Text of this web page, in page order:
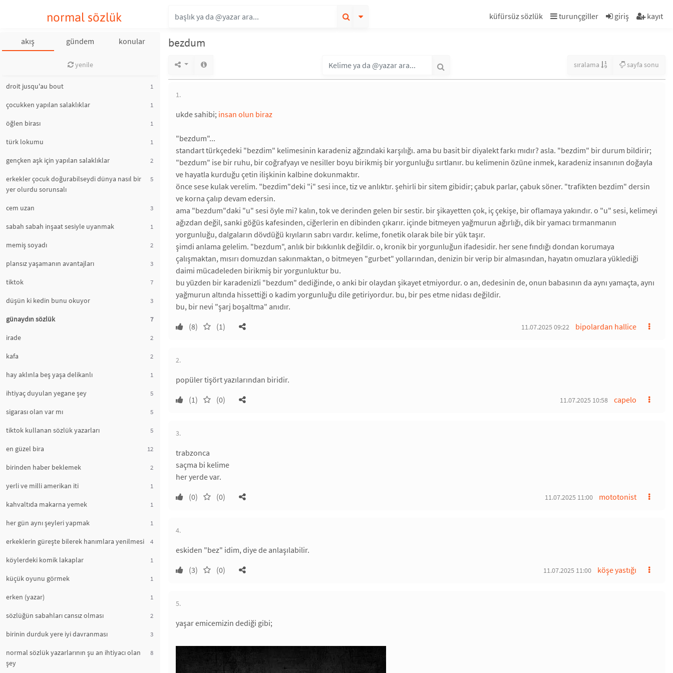
normal sözlük küfürsüz sözlük turunçgiller giriş kayıt
akış gündem konular
yenile
droit jusqu'au bout 1
çocukken yapılan salaklıklar 1
öğlen birası 1
türk lokumu 1
gençken aşk için yapılan salaklıklar 2
erkekler çocuk doğurabilseydi dünya nasıl bir
yer olurdu sorunsalı
5
cem uzan 3
sabah sabah inşaat sesiyle uyanmak 1
memiş soyadı 2
plansız yaşamanın avantajları 3
tiktok 7
düşün ki kedin bunu okuyor 3
günaydın sözlük 7
irade 2
kafa 2
hay aklınla beş yaşa delikanlı 1
ihtiyaç duyulan yegane şey 5
sigarası olan var mı 5
tiktok kullanan sözlük yazarları 5
en güzel bira 12
birinden haber beklemek 2
yerli ve milli amerikan iti 1
kahvaltıda makarna yemek 1
her gün aynı şeyleri yapmak 1
erkeklerin güreşte bilerek hanımlara yenilmesi 4
köylerdeki komik lakaplar 1
küçük oyunu görmek 1
erken (yazar) 1
sözlüğün sabahları cansız olması 2
birinin durduk yere iyi davranması 3
normal sözlük yazarlarının şu an ihtiyacı olan
şey
8
bezdum
sıralama sayfa sonu
1.
ukde sahibi; insan olun biraz
"bezdum"...
standart türkçedeki "bezdim" kelimesinin karadeniz ağzındaki karşılığı. ama bu basit bir diyalekt farkı mıdır? asla. "bezdim" bir durum bildirir;
"bezdum" ise bir ruhu, bir coğrafyayı ve nesiller boyu birikmiş bir yorgunluğu sırtlanır. bu kelimenin özüne inmek, karadeniz insanının doğayla
ve hayatla kurduğu çetin ilişkinin kalbine dokunmaktır.
önce sese kulak verelim. "bezdim"deki "i" sesi ince, tiz ve anlıktır. şehirli bir sitem gibidir; çabuk parlar, çabuk söner. "trafikten bezdim" dersin
ve korna çalıp devam edersin.
ama "bezdum"daki "u" sesi öyle mi? kalın, tok ve derinden gelen bir sestir. bir şikayetten çok, iç çekişe, bir oflamaya yakındır. o "u" sesi, kelimeyi
ağızdan değil, sanki göğüs kafesinden, ciğerlerin en dibinden çıkarır. içinde bitmeyen yağmurun ağırlığı, dik bir yamacı tırmanmanın
yorgunluğu, dalgaların dövdüğü kıyıların sabrı vardır. kelime, fonetik olarak bile bir yük taşır.
şimdi anlama gelelim. "bezdum", anlık bir bıkkınlık değildir. o, kronik bir yorgunluğun ifadesidir. her sene fındığı dondan korumaya
çalışmaktan, mısırı domuzdan sakınmaktan, o bitmeyen "gurbet" yollarından, denizin bir verip bir almasından, hayatın omuzlara yüklediği
daimi mücadeleden birikmiş bir yorgunluktur bu.
bu yüzden bir karadenizli "bezdum" dediğinde, o anki bir olaydan şikayet etmiyordur. o an, dedesinin de, onun babasının da aynı yamaçta, aynı
yağmurun altında hissettiği o kadim yorgunluğu dile getiriyordur. bu, bir pes etme nidası değildir.
bu, bir nevi "şarj boşaltma" anıdır.
(8)
(1) bipolardan hallice
11.07.2025 09:22
2.
popüler tişört yazılarından biridir.
(1)
(0) capelo
11.07.2025 10:58
3.
trabzonca
saçma bi kelime
her yerde var.
(0)
(0) mototonist
11.07.2025 11:00
4.
eskiden "bez" idim, diye de anlaşılabilir.
(3)
(0) köşe yastığı
11.07.2025 11:00
5.
yaşar emicemizin dediği gibi;